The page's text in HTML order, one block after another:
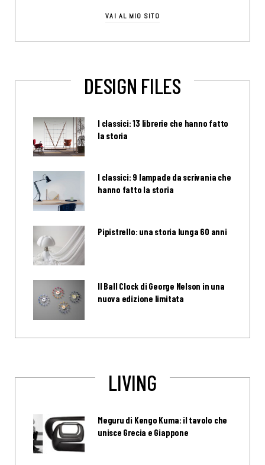
VAI AL MIO SITO
DESIGN FILES
I classici: 13 librerie che hanno fatto
la storia
I classici: 9 lampade da scrivania che
hanno fatto la storia
Pipistrello: una storia lunga 60 anni
Il Ball Clock di George Nelson in una
nuova edizione limitata
LIVING
Meguru di Kengo Kuma: il tavolo che
unisce Grecia e Giappone